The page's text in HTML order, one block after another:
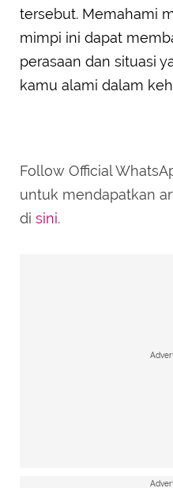
tersebut. Memahami
mimpi ini dapat
perasaan dan situasi
kamu alami dalam
Follow Official
untuk mendapatkan
di sini.